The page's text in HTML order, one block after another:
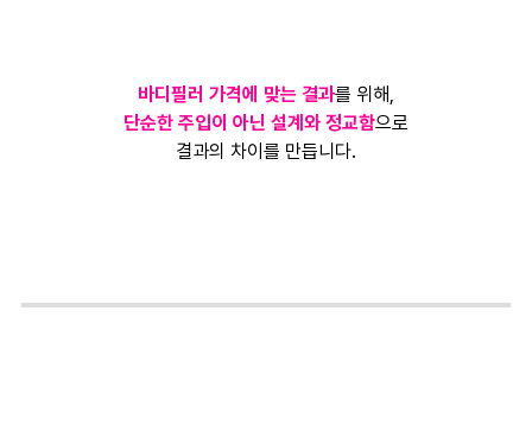
바디필러 가격에 맞는 결과를 위해,
단순한 주입이 아닌 설계와 정교함으로
결과의 차이를 만듭니다.